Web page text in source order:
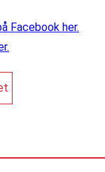
Facebook her.